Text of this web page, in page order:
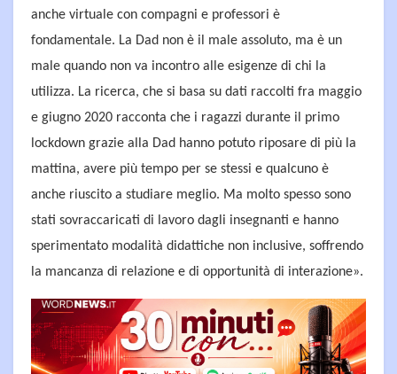
anche virtuale con compagni e professori è
fondamentale. La Dad non è il male assoluto, ma è un
male quando non va incontro alle esigenze di chi la
utilizza. La ricerca, che si basa su dati raccolti fra maggio
e giugno 2020 racconta che i ragazzi durante il primo
lockdown grazie alla Dad hanno potuto riposare di più la
mattina, avere più tempo per se stessi e qualcuno è
anche riuscito a studiare meglio. Ma molto spesso sono
stati sovraccaricati di lavoro dagli insegnanti e hanno
sperimentato modalità didattiche non inclusive, soffrendo
la mancanza di relazione e di opportunità di interazione».